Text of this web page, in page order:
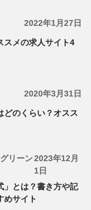
2022年1月27日
スメの求人サイト4
2020年3月31日
どのくらい？オスス
リーン2023年12月
1日
」とは？書き方や記
めサイト